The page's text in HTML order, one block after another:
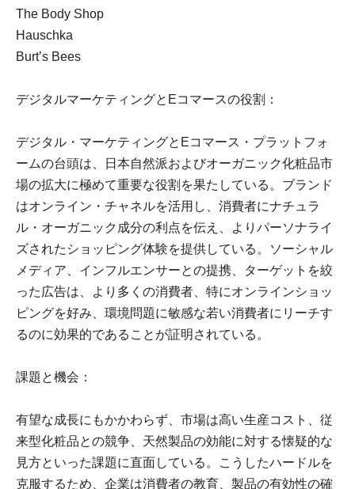
The Body Shop
Hauschka
Burt’s Bees
デジタルマーケティングとEコマースの役割：
デジタル・マーケティングとEコマース・プラットフォ
ームの台頭は、日本自然派およびオーガニック化粧品市
場の拡大に極めて重要な役割を果たしている。ブランド
はオンライン・チャネルを活用し、消費者にナチュラ
ル・オーガニック成分の利点を伝え、よりパーソナライ
ズされたショッピング体験を提供している。ソーシャル
メディア、インフルエンサーとの提携、ターゲットを絞
った広告は、より多くの消費者、特にオンラインショッ
ピングを好み、環境問題に敏感な若い消費者にリーチす
るのに効果的であることが証明されている。
課題と機会：
有望な成長にもかかわらず、市場は高い生産コスト、従
来型化粧品との競争、天然製品の効能に対する懐疑的な
見方といった課題に直面している。こうしたハードルを
克服するため、企業は消費者の教育、製品の有効性の確